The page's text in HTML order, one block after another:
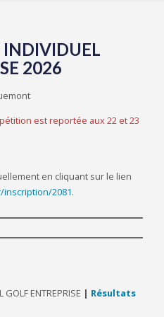
2026
est reportée aux 22 et 23
en cliquant sur le lien
2081.
ENTREPRISE | Résultats